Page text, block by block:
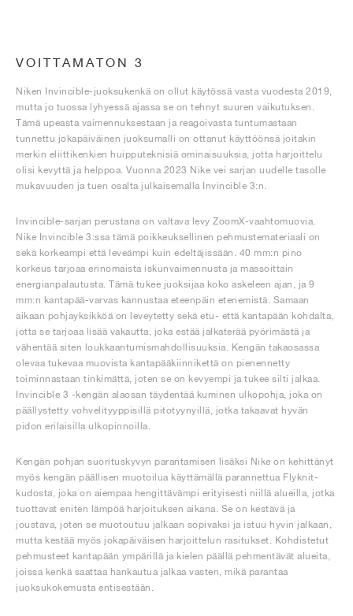
VOITTAMATON 3
Niken Invincible-juoksukenkä on ollut käytössä vasta vuodesta 2019,
mutta jo tuossa lyhyessä ajassa se on tehnyt suuren vaikutuksen.
Tämä upeasta vaimennuksestaan ja reagoivasta tuntumastaan
tunnettu jokapäiväinen juoksumalli on ottanut käyttöönsä joitakin
merkin eliittikenkien huipputeknisiä ominaisuuksia, jotta harjoittelu
olisi kevyttä ja helppoa. Vuonna 2023 Nike vei sarjan uudelle tasolle
mukavuuden ja tuen osalta julkaisemalla Invincible 3:n.
Invincible-sarjan perustana on valtava levy ZoomX-vaahtomuovia.
Nike Invincible 3:ssa tämä poikkeuksellinen pehmustemateriaali on
sekä korkeampi että leveämpi kuin edeltäjissään. 40 mm:n pino
korkeus tarjoaa erinomaista iskunvaimennusta ja massoittain
energianpalautusta. Tämä tukee juoksijaa koko askeleen ajan, ja 9
mm:n kantapää-varvas kannustaa eteenpäin etenemistä. Samaan
aikaan pohjayksikköä on leveytetty sekä etu- että kantapään kohdalta,
jotta se tarjoaa lisää vakautta, joka estää jalkaterää pyörimästä ja
vähentää siten loukkaantumismahdollisuuksia. Kengän takaosassa
olevaa tukevaa muovista kantapääkiinnikettä on pienennetty
toiminnastaan tinkimättä, joten se on kevyempi ja tukee silti jalkaa.
Invincible 3 -kengän alaosan täydentää kuminen ulkopohja, joka on
päällystetty vohvelityyppisillä pitotyynyillä, jotka takaavat hyvän
pidon erilaisilla ulkopinnoilla.
Kengän pohjan suorituskyvyn parantamisen lisäksi Nike on kehittänyt
myös kengän päällisen muotoilua käyttämällä parannettua Flyknit-
kudosta, joka on aiempaa hengittävämpi erityisesti niillä alueilla, jotka
tuottavat eniten lämpöä harjoituksen aikana. Se on kestävä ja
joustava, joten se muotoutuu jalkaan sopivaksi ja istuu hyvin jalkaan,
mutta kestää myös jokapäiväisen harjoittelun rasitukset. Kohdistetut
pehmusteet kantapään ympärillä ja kielen päällä pehmentävät alueita,
joissa kenkä saattaa hankautua jalkaa vasten, mikä parantaa
juoksukokemusta entisestään.